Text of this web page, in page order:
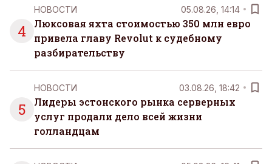
4
НОВОСТИ 05.08.26, 14:14
Люксовая яхта стоимостью 350 млн евро
привела главу Revolut к судебному
разбирательству
5
НОВОСТИ 03.08.26, 18:42
Лидеры эстонского рынка серверных
услуг продали дело всей жизни
голландцам